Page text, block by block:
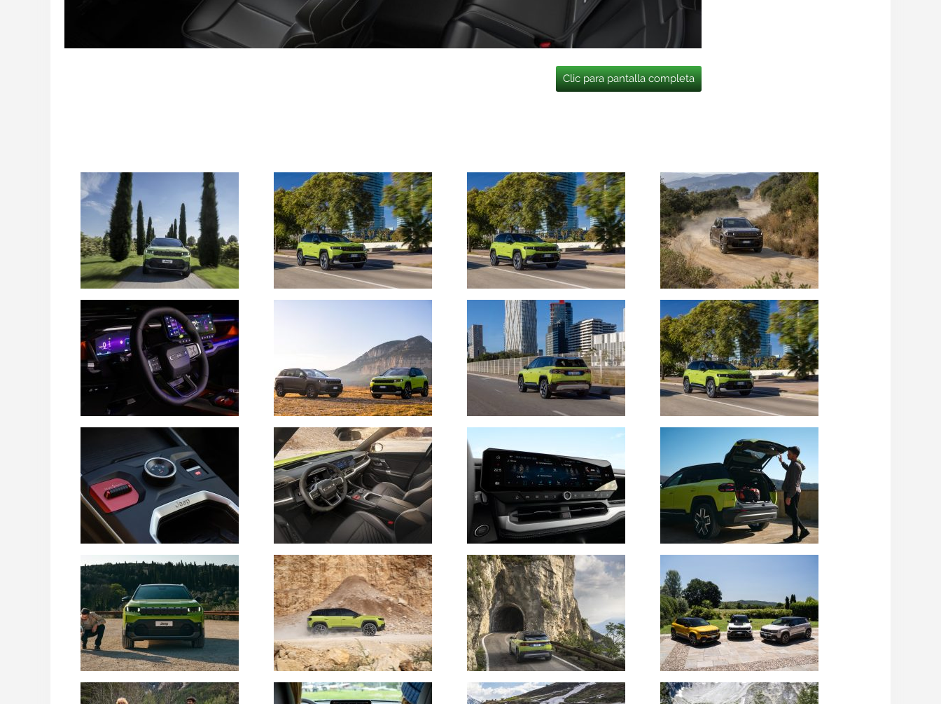
Clic para pantalla completa